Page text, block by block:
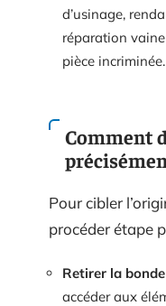
d’usinage,
réparation
pièce incriminée.
Comment
Pour cibler
procéder étape
Retirer la bonde
accéder aux